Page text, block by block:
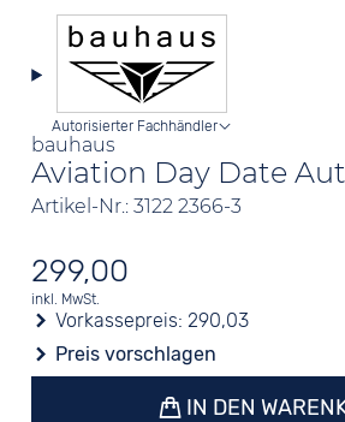
bauhaus
Aviation Day Date
Artikel-Nr.: 3122 2366-3
Autorisierter Fachhändler
299,00
inkl. MwSt.
Vorkassepreis:290,03
Preis vorschlagen
IN DEN